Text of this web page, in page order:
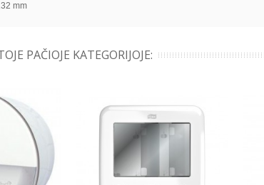
mm
PAČIOJE KATEGORIJOJE: